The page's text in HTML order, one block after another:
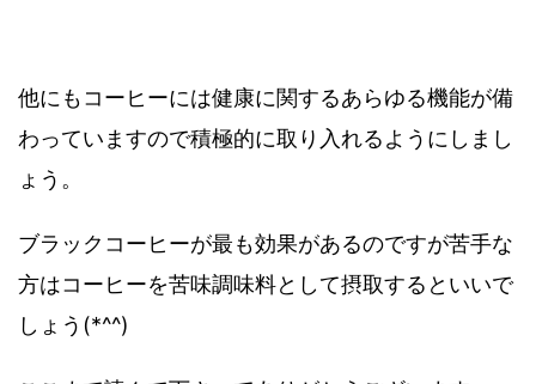
他にもコーヒーには健康に関するあらゆる機能が備
わっていますので積極的に取り入れるようにしまし
ょう。
ブラックコーヒーが最も効果があるのですが苦手な
方はコーヒーを苦味調味料として摂取するといいで
しょう(*^^)